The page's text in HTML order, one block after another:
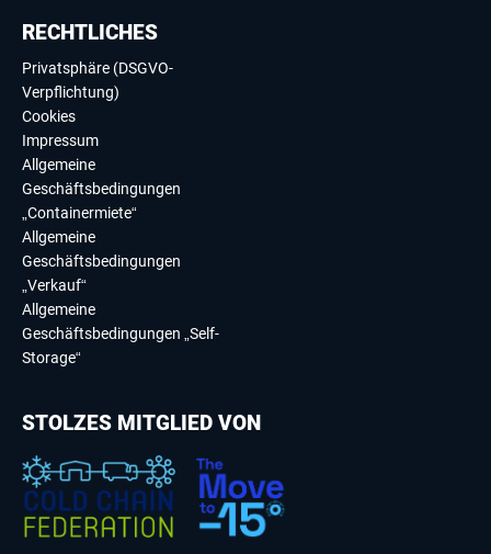
RECHTLICHES
Privatsphäre (DSGVO-
Verpflichtung)
Cookies
Impressum
Allgemeine
Geschäftsbedingungen
„Containermiete“
Allgemeine
Geschäftsbedingungen
„Verkauf“
Allgemeine
Geschäftsbedingungen „Self-
Storage“
STOLZES MITGLIED VON